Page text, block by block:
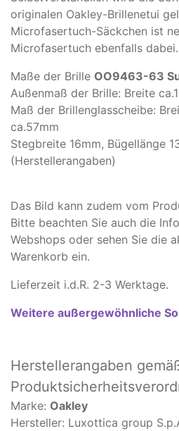
originalen Oakley-Brillenetui
Microfasertuch-Säckchen ist
Microfasertuch ebenfalls dabei.
Maße der Brille OO9463-63
Außenmaß der Brille: Breite
Maß der Brillenglasscheibe:
ca.57mm
Stegbreite 16mm, Bügellänge
(Herstellerangaben)
Das Bild kann zudem vom
​Bitte beachten Sie auch die
Webshops oder sehen Sie die
Warenkorb ein.
Lieferzeit i.d.R. 2-3 Werktage.
Weitere außergewöhnliche
Herstellerangaben
Marke: Oakley
Hersteller: Luxottica group